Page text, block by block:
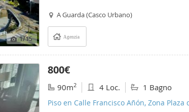
1/15
A Guarda (Casco Urbano)
Agenzia
800€
90m2 4 Loc. 1 Bagno
Piso en Calle Francisco Añón, Zona Plaza